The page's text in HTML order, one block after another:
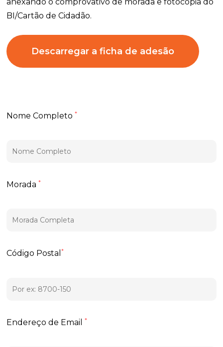
anexando o comprovativo de morada e fotocópia do
BI/Cartão de Cidadão.
Descarregar a ficha de adesão
Nome Completo*
Morada*
Código Postal*
Endereço de Email*